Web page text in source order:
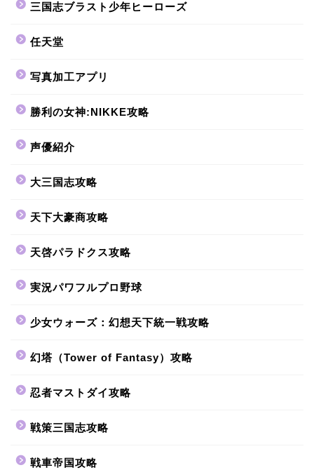
三国志ブラスト少年ヒーローズ
任天堂
写真加工アプリ
勝利の女神:NIKKE攻略
声優紹介
大三国志攻略
天下大豪商攻略
天啓パラドクス攻略
実況パワフルプロ野球
少女ウォーズ：幻想天下統一戦攻略
幻塔（Tower of Fantasy）攻略
忍者マストダイ攻略
戦策三国志攻略
戦車帝国攻略